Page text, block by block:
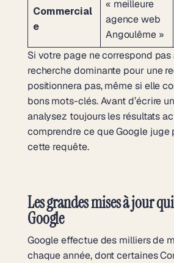
Commercial
e
« meilleure
agence web
Angoulême »
Si votre page ne correspond pas
recherche dominante pour une
positionnera pas, même si elle
bons mots-clés. Avant d’écrire
analysez toujours les résultats
comprendre ce que Google juge
cette requête.
Les grandes mises à jour
Google
Google effectue des milliers de
chaque année, dont certaines